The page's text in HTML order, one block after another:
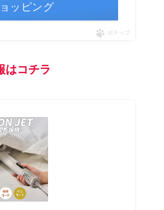
ッピング
ポチップ
はコチラ